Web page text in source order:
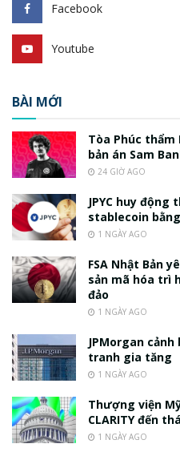
Facebook
Youtube
BÀI MỚI
Tòa Phúc
bản án Sam
24 GIỜ AGO
JPYC huy động
stablecoin
1 NGÀY AGO
FSA Nhật Bản
sản mã hóa trì
đảo
1 NGÀY AGO
JPMorgan
tranh gia tăng
1 NGÀY AGO
Thượng viện
CLARITY đến
1 NGÀY AGO